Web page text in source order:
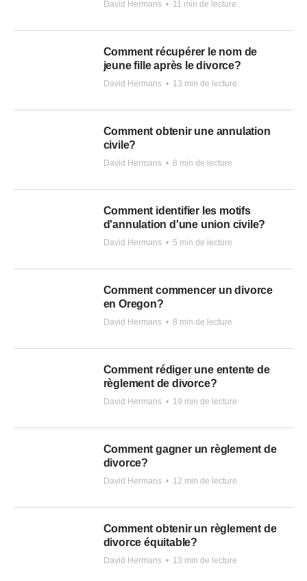
David Hermans • 11 min de lecture
Comment récupérer le nom de
jeune fille après le divorce?
David Hermans • 13 min de lecture
Comment obtenir une annulation
civile?
David Hermans • 8 min de lecture
Comment identifier les motifs
d'annulation d'une union civile?
David Hermans • 5 min de lecture
Comment commencer un divorce
en Oregon?
David Hermans • 8 min de lecture
Comment rédiger une entente de
règlement de divorce?
David Hermans • 19 min de lecture
Comment gagner un règlement de
divorce?
David Hermans • 12 min de lecture
Comment obtenir un règlement de
divorce équitable?
David Hermans • 13 min de lecture